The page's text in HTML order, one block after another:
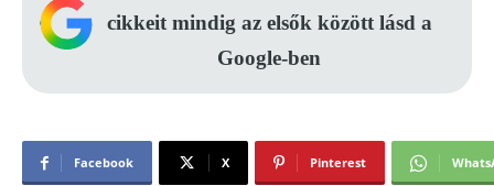
cikkeit mindig az elsők között lásd a
Google-ben
Facebook X Pinterest